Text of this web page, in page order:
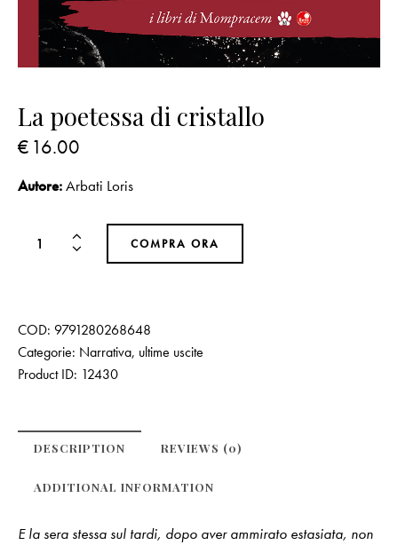
La poetessa di cristallo
€ 16.00
Autore:Arbati Loris
COMPRA ORA
COD: 9791280268648
Categorie: Narrativa, ultime uscite
Product ID: 12430
DESCRIPTION REVIEWS (0)
ADDITIONAL INFORMATION
E la sera stessa sul tardi, dopo aver ammirato estasiata, non